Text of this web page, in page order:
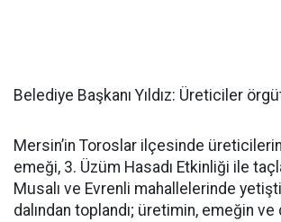
Belediye Başkanı Yıldız: Üreticiler
Mersin’in Toroslar ilçesinde
emeği, 3. Üzüm Hasadı Etkinliği ile
Musalı ve Evrenli mahallelerinde
dalından toplandı; üretimin, emeğin ve